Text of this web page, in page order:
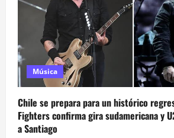
Música
Chile se prepara para un histórico
Fighters confirma gira sudamericana y
a Santiago